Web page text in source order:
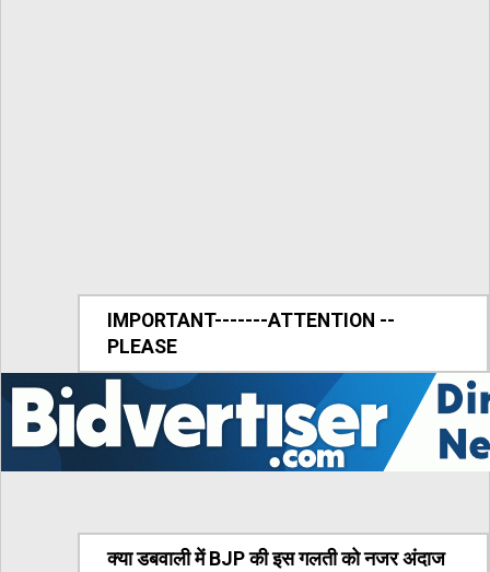
IMPORTANT-------ATTENTION --
PLEASE
क्या डबवाली में BJP की इस गलती को नजर अंदाज